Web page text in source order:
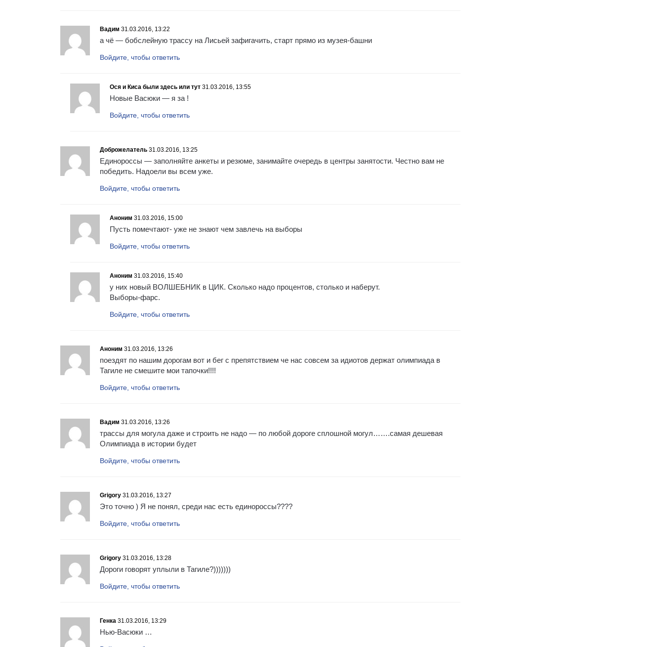
Вадим 31.03.2016, 13:22
а чё — бобслейную трассу на Лисьей зафигачить, старт прямо из музея-башни
Войдите, чтобы ответить
Ося и Киса были здесь или тут 31.03.2016, 13:55
Новые Васюки — я за !
Войдите, чтобы ответить
Доброжелатель 31.03.2016, 13:25
Единороссы — заполняйте анкеты и резюме, занимайте очередь в центры занятости. Честно вам не
победить. Надоели вы всем уже.
Войдите, чтобы ответить
Аноним 31.03.2016, 15:00
Пусть помечтают- уже не знают чем завлечь на выборы
Войдите, чтобы ответить
Аноним 31.03.2016, 15:40
у них новый ВОЛШЕБНИК в ЦИК. Сколько надо процентов, столько и наберут.
Выборы-фарс.
Войдите, чтобы ответить
Аноним 31.03.2016, 13:26
поездят по нашим дорогам вот и бег с препятствием че нас совсем за идиотов держат олимпиада в
Тагиле не смешите мои тапочки!!!!
Войдите, чтобы ответить
Вадим 31.03.2016, 13:26
трассы для могула даже и строить не надо — по любой дороге сплошной могул…….самая дешевая
Олимпиада в истории будет
Войдите, чтобы ответить
Grigory 31.03.2016, 13:27
Это точно ) Я не понял, среди нас есть единороссы????
Войдите, чтобы ответить
Grigory 31.03.2016, 13:28
Дороги говорят уплыли в Тагиле?)))))))
Войдите, чтобы ответить
Генка 31.03.2016, 13:29
Нью-Васюки …